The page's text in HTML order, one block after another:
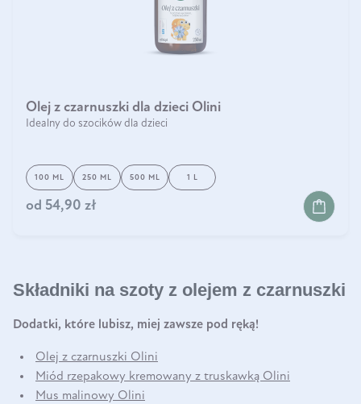
Olej z czarnuszki dla dzieci Olini
Idealny do szocików dla dzieci
100 ML 250 ML 500 ML 1 L
od 54,90 zł
Składniki na szoty z olejem z czarnuszki
Dodatki, które lubisz, miej zawsze pod ręką!
Olej z czarnuszki Olini
Miód rzepakowy kremowany z truskawką Olini
Mus malinowy Olini